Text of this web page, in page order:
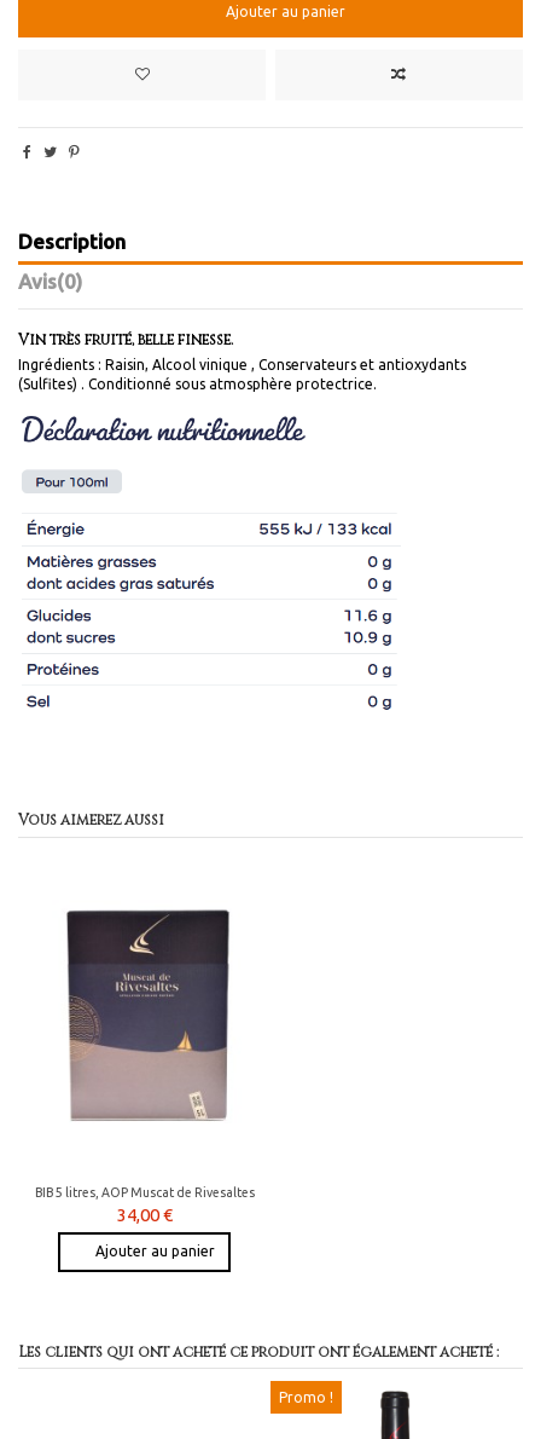
Ajouter au panier
Description
Avis(0)
Vin très fruité, belle finesse.
Ingrédients : Raisin, Alcool vinique , Conservateurs et antioxydants
(Sulfites) . Conditionné sous atmosphère protectrice.
Vous aimerez aussi
BIB 5 litres, AOP Muscat de Rivesaltes
34,00 €
Ajouter au panier
Les clients qui ont acheté ce produit ont également acheté :
Promo !